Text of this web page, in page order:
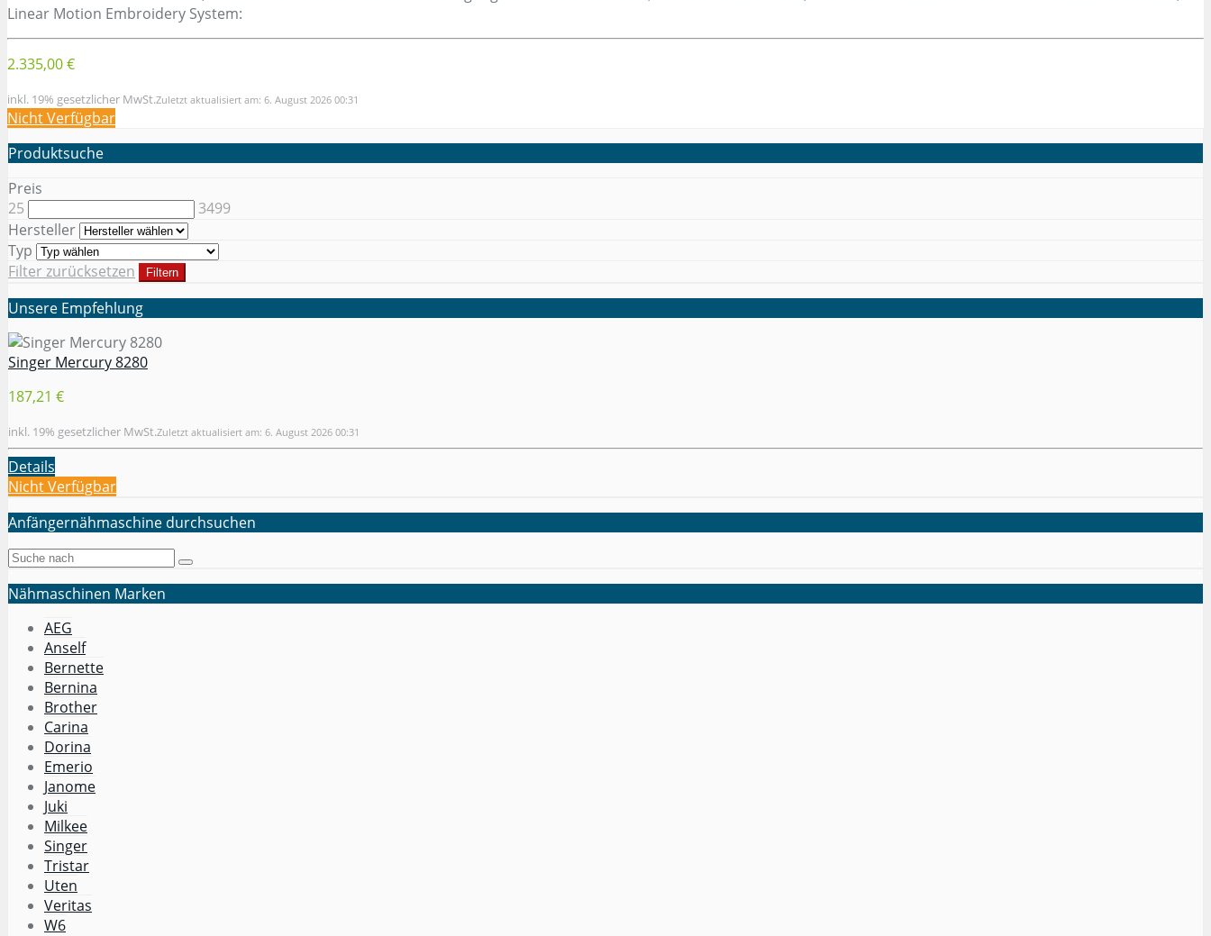
Linear Motion Embroidery System:
2.335,00 €
inkl. 19% gesetzlicher MwSt.Zuletzt aktualisiert am: 6. August 2026 00:31
Nicht Verfügbar
Produktsuche
Preis
25
3499
Hersteller
Typ
Filter zurücksetzen
Filtern
Unsere Empfehlung
Singer Mercury 8280
187,21 €
inkl. 19% gesetzlicher MwSt.Zuletzt aktualisiert am: 6. August 2026 00:31
Details
Nicht Verfügbar
Anfängernähmaschine durchsuchen
Nähmaschinen Marken
AEG
Anself
Bernette
Bernina
Brother
Carina
Dorina
Emerio
Janome
Juki
Milkee
Singer
Tristar
Uten
Veritas
W6